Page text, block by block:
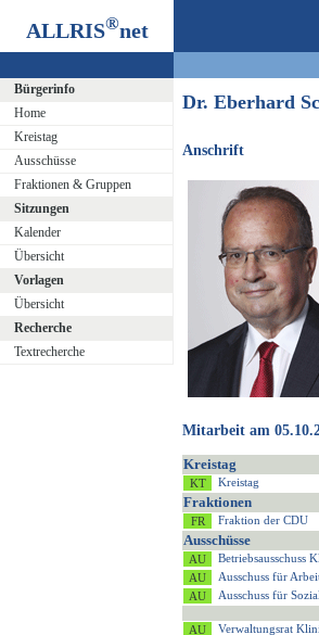
ALLRIS®net
Bürgerinfo
Home
Kreistag
Ausschüsse
Fraktionen & Gruppen
Sitzungen
Kalender
Übersicht
Vorlagen
Übersicht
Recherche
Textrecherche
Dr. Eberhard
Anschrift
Mitarbeit am
Kreistag
Kreistag
Fraktionen
Fraktion der CDU
Ausschüsse
Betriebsausschuss
Ausschuss für
Ausschuss für
Verwaltungsrat